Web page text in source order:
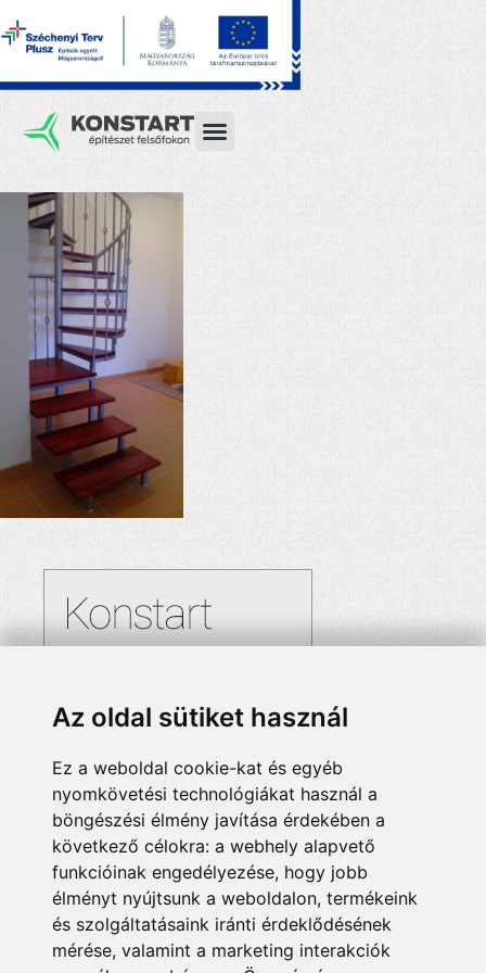
Az oldal sütiket használ
Ez a weboldal cookie-kat és egyéb
nyomkövetési technológiákat használ a
böngészési élmény javítása érdekében a
következő célokra: a webhely alapvető
funkcióinak engedélyezése, hogy jobb
élményt nyújtsunk a weboldalon, termékeink
és szolgáltatásaink iránti érdeklődésének
mérése, valamint a marketing interakciók